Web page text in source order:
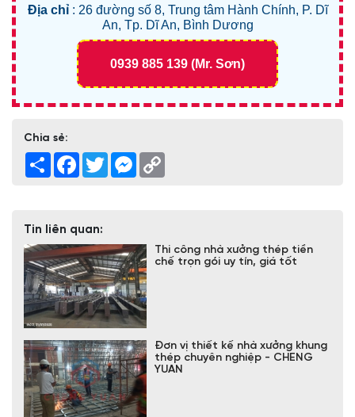
Địa chỉ: 26 đường số 8, Trung tâm Hành Chính, P. Dĩ
An, Tp. Dĩ An, Bình Dương
0939 885 139 (Mr. Sơn)
Chia sẻ:
Share Facebook
TwitterMessenger
Tin liên quan:
Thi công nhà xưởng thép tiền
chế trọn gói uy tín, giá tốt
Đơn vị thiết kế nhà xưởng khung
thép chuyên nghiệp - CHENG
YUAN